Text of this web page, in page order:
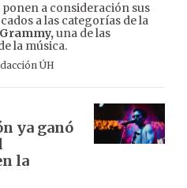
a consideración sus
a las categorías de la
una de las
la música.
ÚH
ya ganó
la